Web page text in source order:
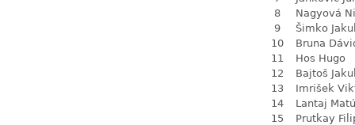
8
Nagyová
9
Šimko
10
Bruna
11
Hos Hugo
12
Bajtoš
13
Imrišek
14
Lantaj
15
Prutkay